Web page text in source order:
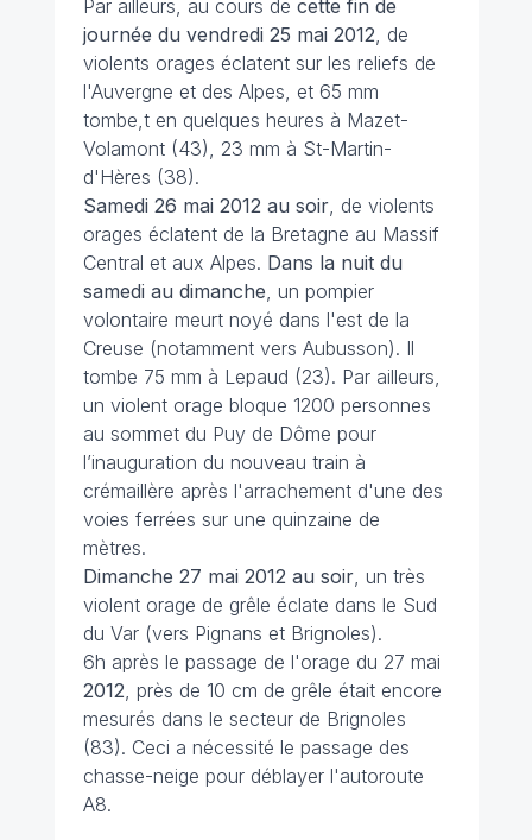
Par ailleurs, au cours de cette fin de
journée du vendredi 25 mai 2012, de
violents orages éclatent sur les reliefs de
l'Auvergne et des Alpes, et 65 mm
tombe,t en quelques heures à Mazet-
Volamont (43), 23 mm à St-Martin-
d'Hères (38).
Samedi 26 mai 2012 au soir, de violents
orages éclatent de la Bretagne au Massif
Central et aux Alpes. Dans la nuit du
samedi au dimanche, un pompier
volontaire meurt noyé dans l'est de la
Creuse (notamment vers Aubusson). Il
tombe 75 mm à Lepaud (23). Par ailleurs,
un violent orage bloque 1200 personnes
au sommet du Puy de Dôme pour
l’inauguration du nouveau train à
crémaillère après l'arrachement d'une des
voies ferrées sur une quinzaine de
mètres.
Dimanche 27 mai 2012 au soir, un très
violent orage de grêle éclate dans le Sud
du Var (vers Pignans et Brignoles).
6h après le passage de l'orage du 27 mai
2012, près de 10 cm de grêle était encore
mesurés dans le secteur de Brignoles
(83). Ceci a nécessité le passage des
chasse-neige pour déblayer l'autoroute
A8.